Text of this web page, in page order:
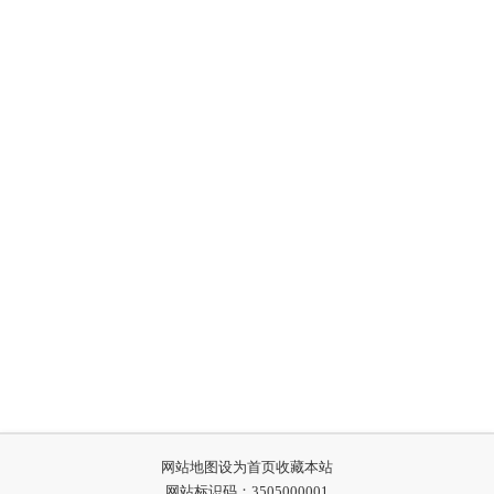
网站地图设为首页收藏本站